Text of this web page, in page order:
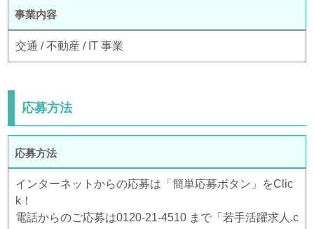
事業内容
交通 / 不動産 / IT 事業
応募方法
応募方法
インターネットからの応募は「簡単応募ボタン」をClic
k！
電話からのご応募は0120-21-4510 まで「若手活躍求人.c